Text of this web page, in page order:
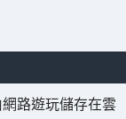
路遊玩儲存在雲